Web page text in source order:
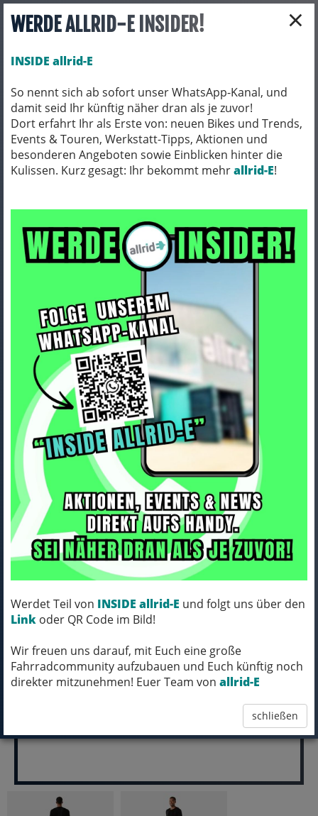
×
WERDE ALLRID-E INSIDER!
INSIDE allrid-E
So nennt sich ab sofort unser WhatsApp-Kanal, und
damit seid Ihr künftig näher dran als je zuvor!
Dort erfahrt Ihr als Erste von: neuen Bikes und Trends,
Events & Touren, Werkstatt-Tipps, Aktionen und
besonderen Angeboten sowie Einblicken hinter die
Kulissen. Kurz gesagt: Ihr bekommt mehrallrid-E!
Werdet Teil von INSIDE allrid-E und folgt uns über den
Link oder QR Code im Bild!
Wir freuen uns darauf, mit Euch eine große
Fahrradcommunity aufzubauen und Euch künftig noch
direkter mitzunehmen! Euer Team von allrid-E
schließen
Toggle navigation
BEKLEIDUNG HOSEN
Trek Trägertight Trek Circuit
Thermal XS Black
Art.Nr. 5284790
Farbe: BLACK
MICH KANNST DU BESTELLEN - MIT
ABHOLUNG IN NORTORF!
pro Stück (inkl. MwSt.)
99,99 EUR